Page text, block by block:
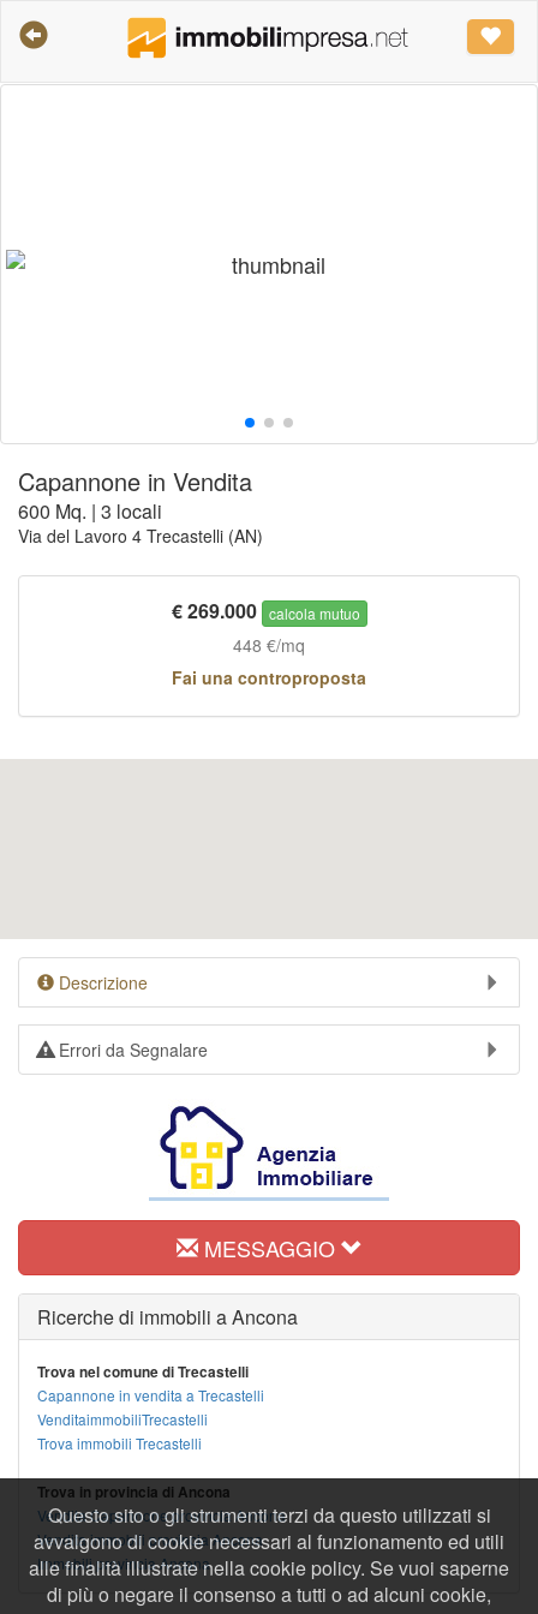
Capannone in Vendita
600 Mq. | 3 locali
Via del Lavoro 4 Trecastelli (AN)
€269.000 calcola mutuo
448 €/mq
Fai una controproposta
Descrizione
Errori da Segnalare
MESSAGGIO
Ricerche di immobili a Ancona
Trova nel comune di Trecastelli
Capannone in vendita a Trecastelli
VenditaimmobiliTrecastelli
Trova immobili Trecastelli
Trova in provincia di Ancona
Vendita Capannone provincia Ancona
Vendita immobili provincia Ancona
Immobili provincia Ancona
Questo sito o gli strumenti terzi da questo utilizzati si
avvalgono di cookie necessari al funzionamento ed utili
alle finalità illustrate nella cookie policy. Se vuoi saperne
di più o negare il consenso a tutti o ad alcuni cookie,